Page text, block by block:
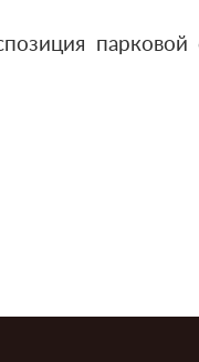
парковой